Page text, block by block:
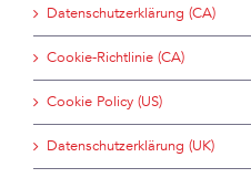
Datenschutzerklärung (CA)
Cookie-Richtlinie (CA)
Cookie Policy (US)
Datenschutzerklärung (UK)